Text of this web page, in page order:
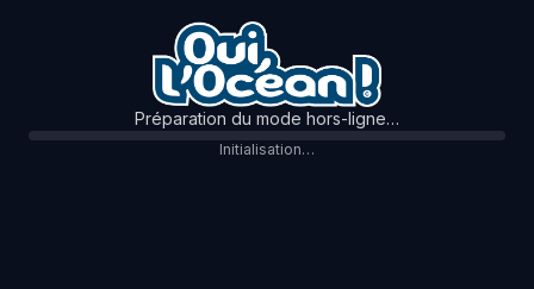
Préparation du mode hors-ligne…
Initialisation…